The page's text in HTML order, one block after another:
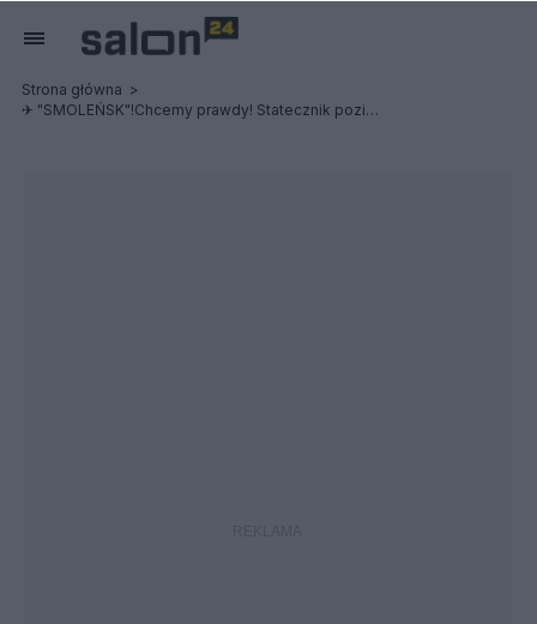
Strona główna
✈ "SMOLEŃSK"!Chcemy prawdy! Statecznik poziomy przyczyną śmierci delegacji?